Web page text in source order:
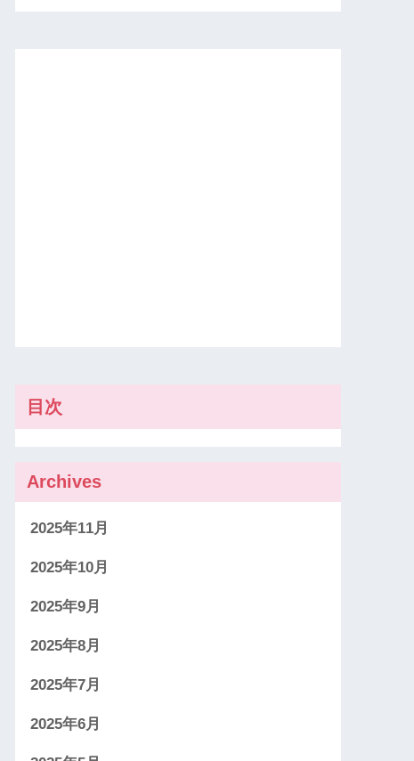
目次
Archives
2025年11月
2025年10月
2025年9月
2025年8月
2025年7月
2025年6月